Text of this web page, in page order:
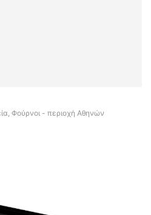
Φούρνοι - περιοχή Αθηνών